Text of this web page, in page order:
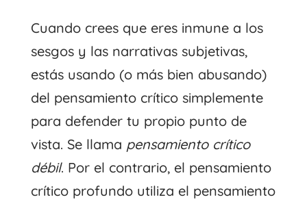
Cuando crees que eres inmune a los
sesgos y las narrativas subjetivas,
estás usando (o más bien abusando)
del pensamiento crítico simplemente
para defender tu propio punto de
vista. Se llama pensamiento crítico
débil. Por el contrario, el pensamiento
crítico profundo utiliza el pensamiento